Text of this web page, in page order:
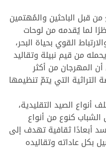
قبل الباحثين والمُهتمين
لما يُقدمه من لوحات
القوي بحياة البحر،
من قيم نبيلة وتقاليد
المهرجان من أكثر
التراثية التي يتمّ تنظيمها
الصيد التقليدية،
كنوع من أنواع
أبعادًا ثقافية تهدف إلى
بكل عاداته وتقاليده